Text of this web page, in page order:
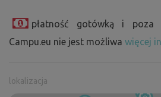
płatność gotówką i poza
Campu.eu nie jest możliwa więcej
lokalizacja